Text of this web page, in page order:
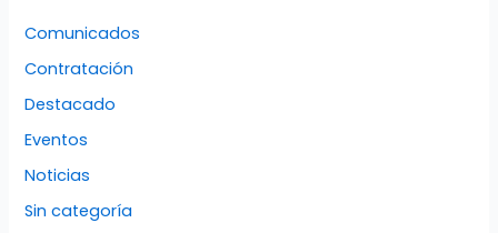
Comunicados
Contratación
Destacado
Eventos
Noticias
Sin categoría